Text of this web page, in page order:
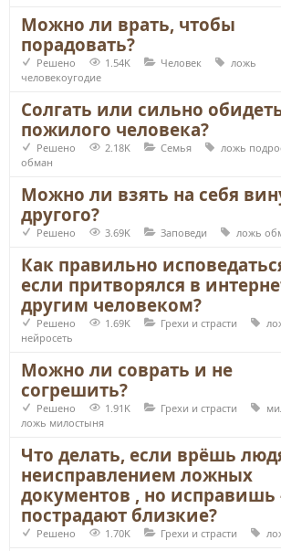
Можно ли врать, чтобы
порадовать?
Решено 1.54K Человек
ложь
человекоугодие
Солгать или сильно
пожилого человека?
Решено 2.18K Семья ложь
обман
Можно ли взять на себя
другого?
Решено 3.69K Заповеди ложь
Как правильно
если притворялся в
другим человеком?
Решено 1.69K Грехи и страсти
нейросеть
Можно ли соврать и не
согрешить?
Решено 1.91K Грехи и страсти
ложь милостыня
Что делать, если врёшь
неисправлением ложных
документов , но исправишь
пострадают близкие?
Решено 1.70K Грехи и страсти